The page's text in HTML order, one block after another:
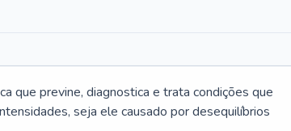
que previne, diagnostica e trata condições que
seja ele causado por desequilíbrios